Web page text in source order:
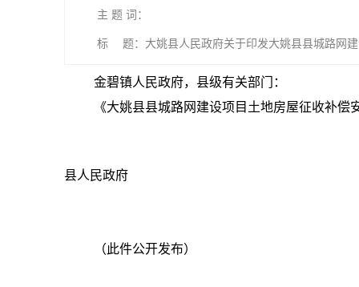
主 题 词：
标 题：大姚县人民政府关于印发大姚县县城路网
金碧镇人民政府，县级有关部门：
《大姚县县城路网建设项目土地房屋征收补
县人民政府
（此件公开发布）